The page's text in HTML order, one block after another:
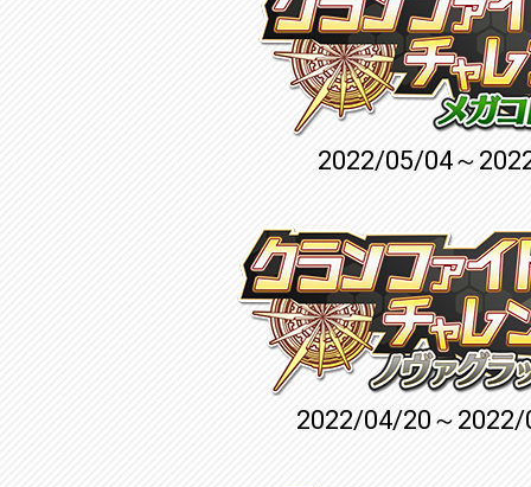
2022/05/04～
2022/04/20～